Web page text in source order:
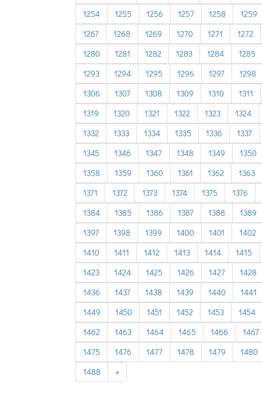
1254
1255 1256 1257 1258
1259
1267
1268 1269 1270 1271
1272
1280
1281 1282 1283 1284
1285
1293
1294 1295 1296 1297
1298
1306
1307 1308 1309 1310
1311
1319
1320 1321 1322 1323
1324
1332
1333 1334 1335 1336
1337
1345
1346 1347 1348 1349
1350
1358
1359 1360 1361 1362
1363
1371
1372 1373 1374 1375
1376
1384
1385 1386 1387 1388
1389
1397
1398 1399 1400 1401
1402
1410
1411 1412 1413 1414
1415
1423
1424 1425 1426 1427
1428
1436
1437 1438 1439 1440
1441
1449
1450 1451 1452 1453
1454
1462
1463 1464 1465 1466
1467
1475
1476 1477 1478 1479
1480
1488
»next